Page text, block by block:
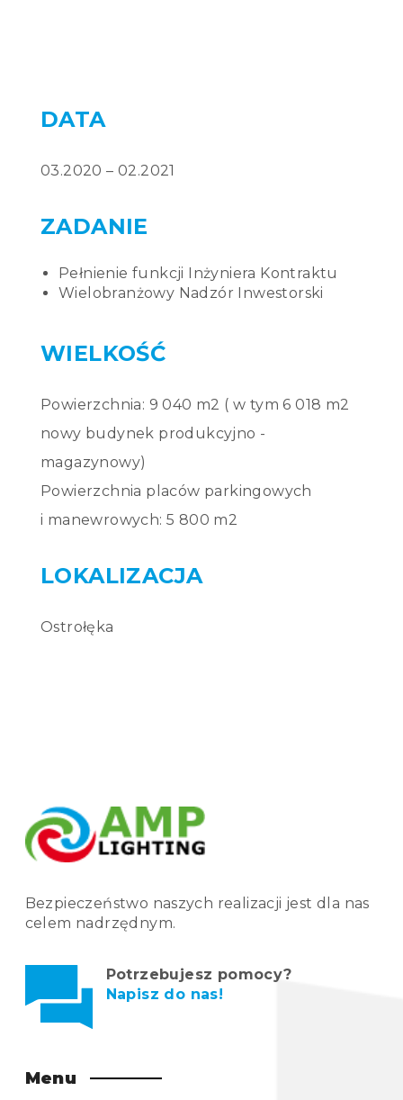
03.2020 – 02.2021
Pełnienie funkcji Inżyniera Kontraktu
Wielobranżowy Nadzór Inwestorski
Powierzchnia: 9 040 m2 ( w tym 6 018 m2
nowy budynek produkcyjno -
magazynowy)
Powierzchnia placów parkingowych
i manewrowych: 5 800 m2
Ostrołęka
Bezpieczeństwo naszych realizacji jest dla nas
celem nadrzędnym.
Potrzebujesz pomocy?
Napisz do nas!
Menu